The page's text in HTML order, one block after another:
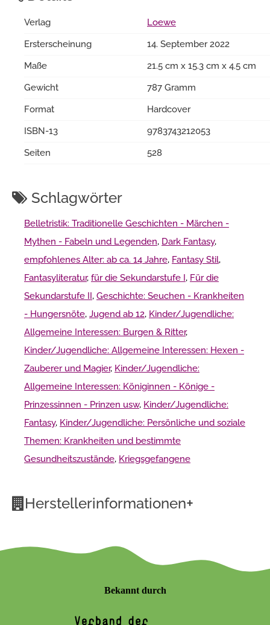
Verlag
Loewe
Ersterscheinung
14. September 2022
Maße
21.5 cm x 15.3 cm x 4.5 cm
Gewicht
787 Gramm
Format
Hardcover
ISBN-13
9783743212053
Seiten
528
Schlagwörter
Belletristik: Traditionelle Geschichten - Märchen -
Mythen - Fabeln und Legenden, Dark Fantasy,
empfohlenes Alter: ab ca. 14 Jahre, Fantasy Stil,
Fantasyliteratur, für die Sekundarstufe I, Für die
Sekundarstufe II, Geschichte: Seuchen - Krankheiten
- Hungersnöte, Jugend ab 12, Kinder/Jugendliche:
Allgemeine Interessen: Burgen & Ritter,
Kinder/Jugendliche: Allgemeine Interessen: Hexen -
Zauberer und Magier, Kinder/Jugendliche:
Allgemeine Interessen: Königinnen - Könige -
Prinzessinnen - Prinzen usw, Kinder/Jugendliche:
Fantasy, Kinder/Jugendliche: Persönliche und soziale
Themen: Krankheiten und bestimmte
Gesundheitszustände, Kriegsgefangene
Herstellerinformationen+
Bekannt durch